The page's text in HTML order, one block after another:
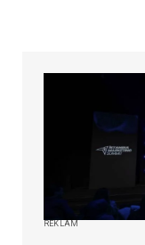
REKLAM